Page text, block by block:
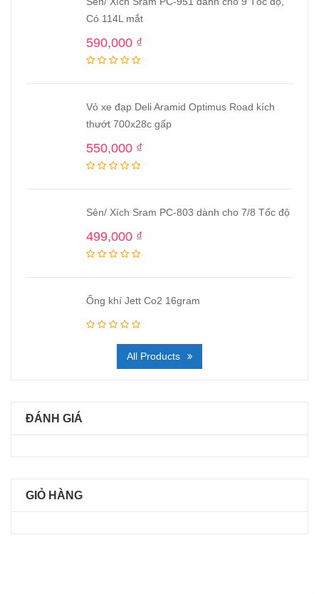
Có 114L mắt
590,000 ₫
Vỏ xe đạp Deli Aramid Optimus Road kích
thướt 700x28c gấp
550,000 ₫
Sên/ Xích Sram PC-803 dành cho 7/8 Tốc độ
499,000 ₫
Ống khí Jett Co2 16gram
All Products
ĐÁNH GIÁ
GIỎ HÀNG